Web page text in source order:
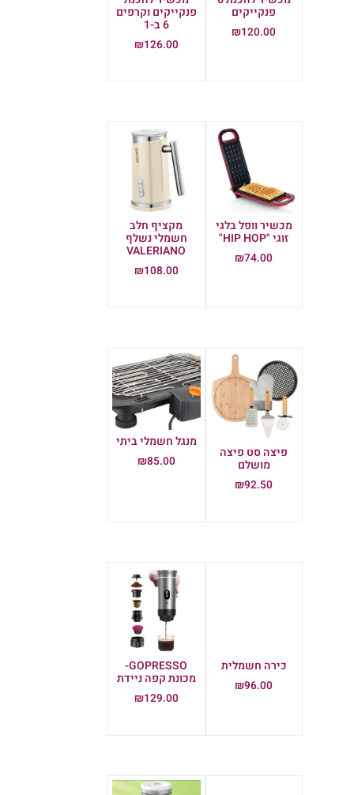
פנקייקים
₪120.00
פנקייקים וקרפים
6 ב-1
₪126.00
מכשיר וופל בלגי
זוגי "HIP HOP"
₪74.00
מקציף חלב
חשמלי נשלף
VALERIANO
₪108.00
פיצה סט פיצה
מושלם
₪92.50
מנגל חשמלי ביתי
₪85.00
כירה חשמלית
₪96.00
GOPRESSO-
מכונת קפה ניידת
₪129.00